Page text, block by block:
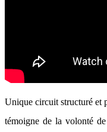
Unique circuit structuré et
témoigne de la volonté